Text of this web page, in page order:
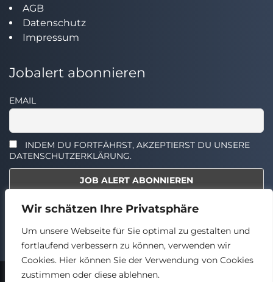
Wir schätzen Ihre Privatsphäre
Um unsere Webseite für Sie optimal zu gestalten und
fortlaufend verbessern zu können, verwenden wir
Cookies. Hier können Sie der Verwendung von Cookies
zustimmen oder diese ablehnen.
AGB
Datenschutz
Impressum
Jobalert abonnieren
EMAIL
INDEM DU FORTFÄHRST, AKZEPTIERST DU UNSERE
DATENSCHUTZERKLÄRUNG.
Select the widget you want to show.